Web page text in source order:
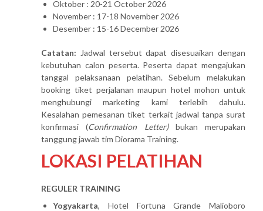
Oktober : 20-21 October 2026
November : 17-18 November 2026
Desember : 15-16 December 2026
Catatan: Jadwal tersebut dapat disesuaikan dengan
kebutuhan calon peserta. Peserta dapat mengajukan
tanggal pelaksanaan pelatihan. Sebelum melakukan
booking tiket perjalanan maupun hotel mohon untuk
menghubungi marketing kami terlebih dahulu.
Kesalahan pemesanan tiket terkait jadwal tanpa surat
konfirmasi (Confirmation Letter)bukan merupakan
tanggung jawab tim Diorama Training.
LOKASI PELATIHAN
REGULER TRAINING
Yogyakarta, Hotel Fortuna Grande Malioboro